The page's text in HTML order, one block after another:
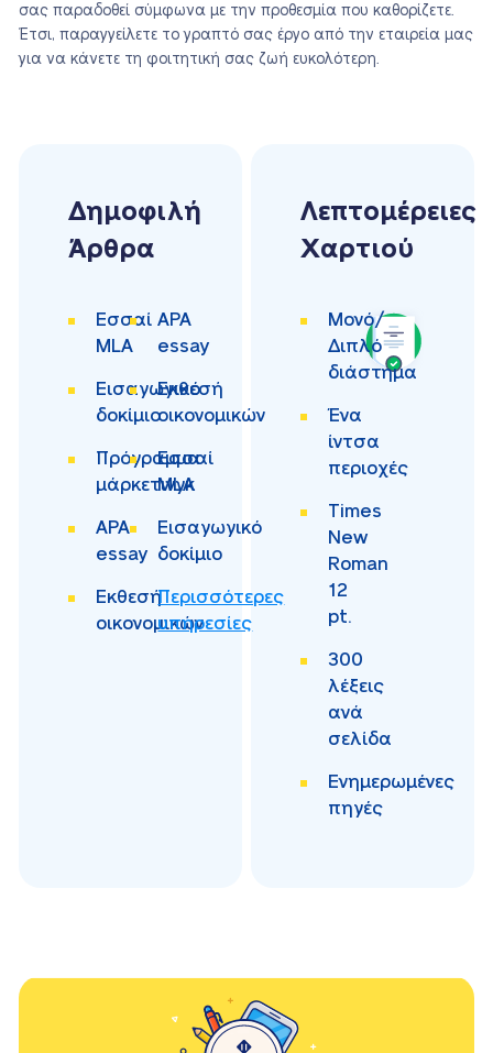
σας παραδοθεί σύμφωνα με την προθεσμία που καθορίζετε.
Έτσι, παραγγείλετε το γραπτό σας έργο από την εταιρεία μας
για να κάνετε τη φοιτητική σας ζωή ευκολότερη.
Δημοφιλή
Άρθρα
Εσσαί
MLA
APA
essay
Εισαγωγικό
δοκίμιο
Εκθεσή
οικονομικών
Πρόγραμμα
μάρκετινγκ
Εσσαί
MLA
APA
essay
Εισαγωγικό
δοκίμιο
Εκθεσή
οικονομικών
Περισσότερες
υπηρεσίες
Λεπτομέρειες
Χαρτιού
Μονό/
Διπλό
διάστημα
Ένα
ίντσα
περιοχές
Times
New
Roman
12
pt.
300
λέξεις
ανά
σελίδα
Ενημερωμένες
πηγές